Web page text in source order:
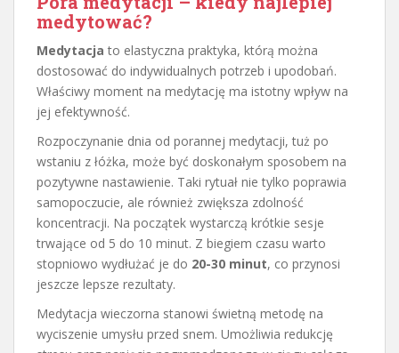
medytować?
Medytacja to elastyczna praktyka, którą można
dostosować do indywidualnych potrzeb i upodobań.
Właściwy moment na medytację ma istotny wpływ na
jej efektywność.
Rozpoczynanie dnia od porannej medytacji, tuż po
wstaniu z łóżka, może być doskonałym sposobem na
pozytywne nastawienie. Taki rytuał nie tylko poprawia
samopoczucie, ale również zwiększa zdolność
koncentracji. Na początek wystarczą krótkie sesje
trwające od 5 do 10 minut. Z biegiem czasu warto
stopniowo wydłużać je do 20-30 minut, co przynosi
jeszcze lepsze rezultaty.
Medytacja wieczorna stanowi świetną metodę na
wyciszenie umysłu przed snem. Umożliwia redukcję